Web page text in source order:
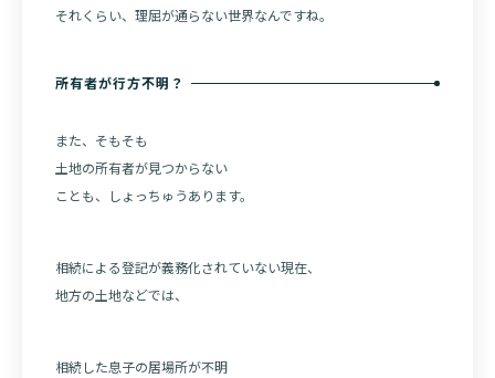
それくらい、理屈が通らない世界なんですね。
所有者が行方不明？
また、そもそも
土地の所有者が見つからない
ことも、しょっちゅうあります。
相続による登記が義務化されていない現在、
地方の土地などでは、
相続した息子の居場所が不明